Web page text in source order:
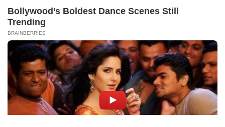
Follow Kabarbaru